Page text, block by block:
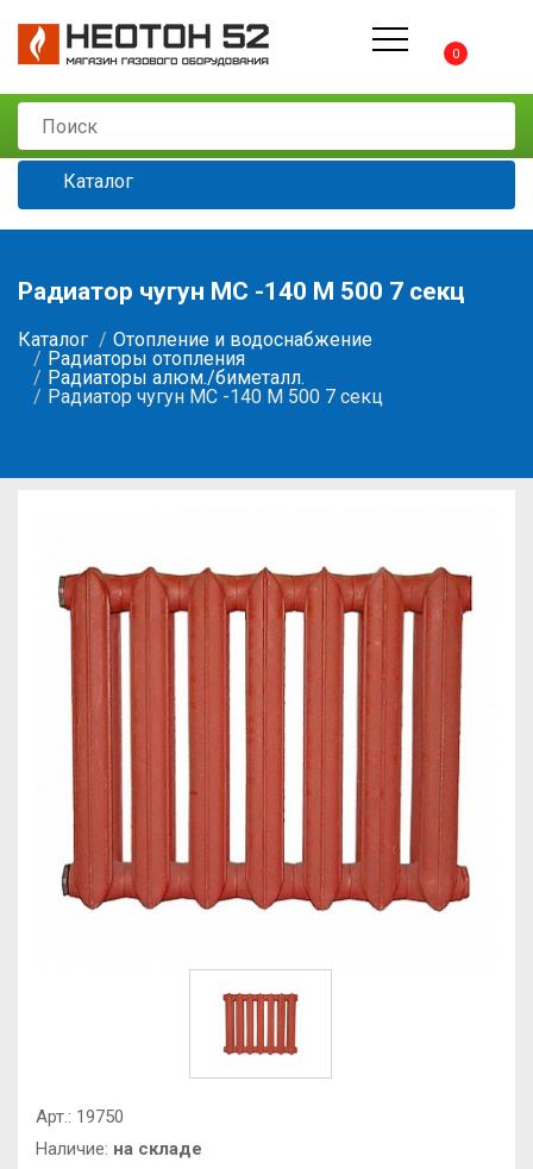
0
Каталог
Радиатор чугун МС -140 М 500 7 секц
Каталог
Отопление и водоснабжение
Радиаторы отопления
Радиаторы алюм./биметалл.
Радиатор чугун МС -140 М 500 7 секц
Арт.: 19750
Наличие: на складе